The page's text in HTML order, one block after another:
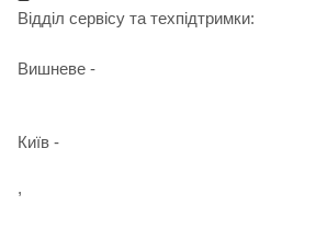
Відділ сервісу та техпідтримки:
Вишневе -
Київ -
,